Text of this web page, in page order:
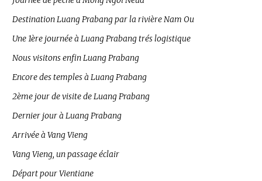
Destination Luang Prabang par la rivière Nam Ou
Une 1ère journée à Luang Prabang trés logistique
Nous visitons enfin Luang Prabang
Encore des temples à Luang Prabang
2ème jour de visite de Luang Prabang
Dernier jour à Luang Prabang
Arrivée à Vang Vieng
Vang Vieng, un passage éclair
Départ pour Vientiane